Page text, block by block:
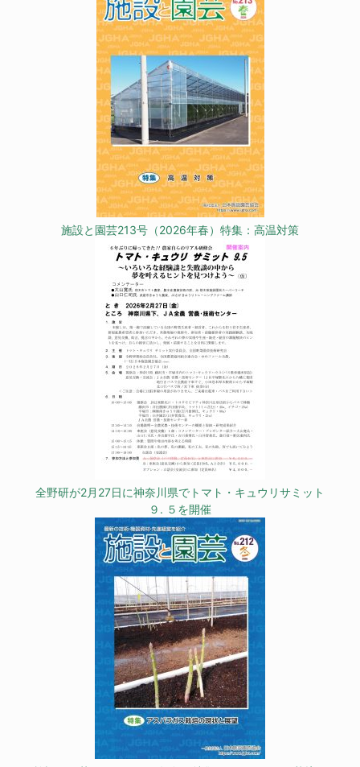
施設と園芸213号（2026年春）特集：高温対策
全野研が2月27日に神奈川県でトマト・キュウリサミット
９. ５を開催